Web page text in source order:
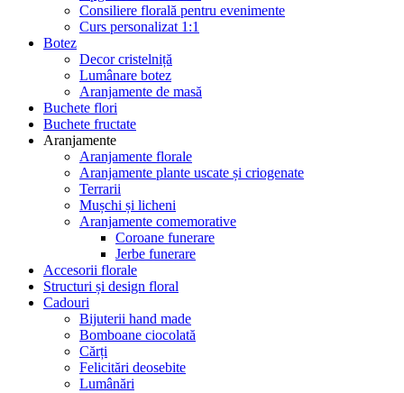
Consiliere florală pentru evenimente
Curs personalizat 1:1
Botez
Decor cristelniță
Lumânare botez
Aranjamente de masă
Buchete flori
Buchete fructate
Aranjamente
Aranjamente florale
Aranjamente plante uscate și criogenate
Terrarii
Mușchi și licheni
Aranjamente comemorative
Coroane funerare
Jerbe funerare
Accesorii florale
Structuri și design floral
Cadouri
Bijuterii hand made
Bomboane ciocolată
Cărți
Felicitări deosebite
Lumânări